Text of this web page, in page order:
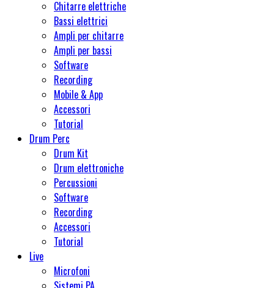
Chitarre elettriche
Bassi elettrici
Ampli per chitarre
Ampli per bassi
Software
Recording
Mobile & App
Accessori
Tutorial
Drum Perc
Drum Kit
Drum elettroniche
Percussioni
Software
Recording
Accessori
Tutorial
Live
Microfoni